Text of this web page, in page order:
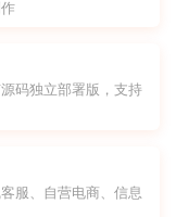
码独立部署版，支持
服、自营电商、信息